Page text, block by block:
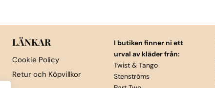
LÄNKAR
Cookie Policy
Retur och Köpvillkor
I butiken finner ni ett
urval av kläder från:
Twist & Tango
Stenströms